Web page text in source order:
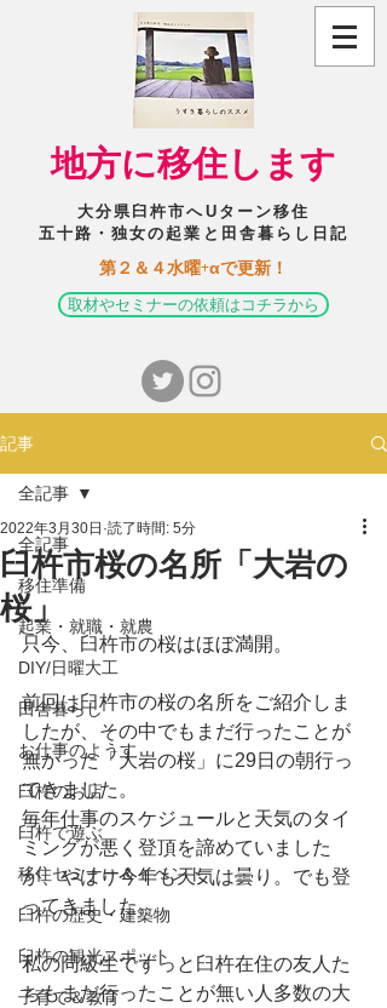
​地方に移住します
大分県臼杵市へUターン移住
五十路・独女の起業と田舎暮らし日記
​第２＆４水曜+αで更新！
取材やセミナーの依頼はコチラから
記事
全記事
移住準備
起業・就職・就農
DIY/日曜大工
田舎暮らし
お仕事のようす
臼杵のお店
臼杵で遊ぶ
移住セミナー＆イベント
臼杵の歴史・建築物
臼杵の観光スポット
子育て＆教育
全記事
臼杵市桜の名所「大岩の
桜」
2022年3月30日 読了時間: 5分
只今、臼杵市の桜はほぼ満開。
前回は臼杵市の桜の名所をご紹介しま
したが、その中でもまだ行ったことが
無かった「大岩の桜」に29日の朝行っ
てきました。
毎年仕事のスケジュールと天気のタイ
ミングが悪く登頂を諦めていました
が、やはり今年も天気は曇り。でも登
ってきました。
私の同級生でずっと臼杵在住の友人た
ちもまだ行ったことが無い人多数の大